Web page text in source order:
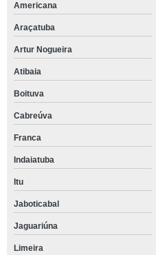
Americana
Araçatuba
Artur Nogueira
Atibaia
Boituva
Cabreúva
Franca
Indaiatuba
Itu
Jaboticabal
Jaguariúna
Limeira